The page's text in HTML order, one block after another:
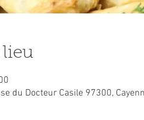
lieu
du Docteur Casile 97300,